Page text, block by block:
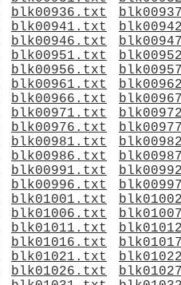
blk00936.txt
blk00941.txt
blk00946.txt
blk00951.txt
blk00956.txt
blk00961.txt
blk00966.txt
blk00971.txt
blk00976.txt
blk00981.txt
blk00986.txt
blk00991.txt
blk00996.txt
blk01001.txt
blk01006.txt
blk01011.txt
blk01016.txt
blk01021.txt
blk01026.txt